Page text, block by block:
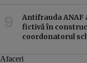
Antifrauda ANAF
fictivă în
coordonatorul
Afaceri